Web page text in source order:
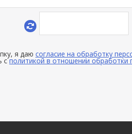
я даю согласие на обработку
сполитикой в отношении обработки